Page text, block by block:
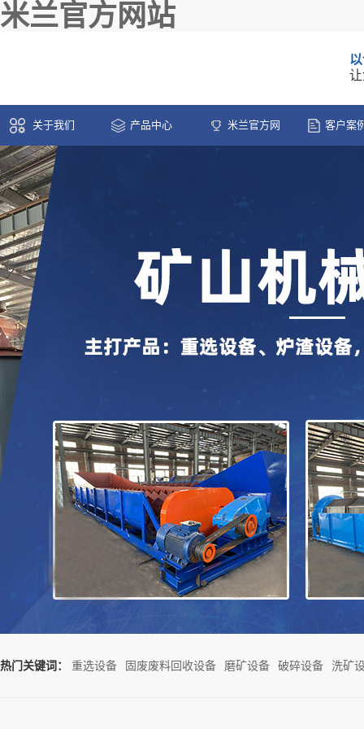
米兰官方网站
关于我们 产品中心 米兰官方网 客户案
热门关键词： 重选设备 固废废料回收设备 磨矿设备 破碎设备 洗矿